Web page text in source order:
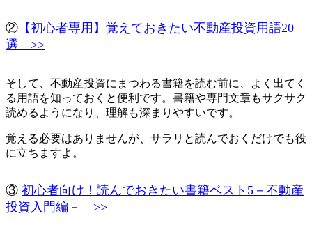
② 【初心者専用】覚えておきたい不動産投資用語20
選 >>
そして、不動産投資にまつわる書籍を読む前に、よく出てく
る用語を知っておくと便利です。書籍や専門文章もサクサク
読めるようになり、理解も深まりやすいです。
覚える必要はありませんが、サラリと読んでおくだけでも役
に立ちますよ。
③ 初心者向け！読んでおきたい書籍ベスト5－不動産
投資入門編－ >>